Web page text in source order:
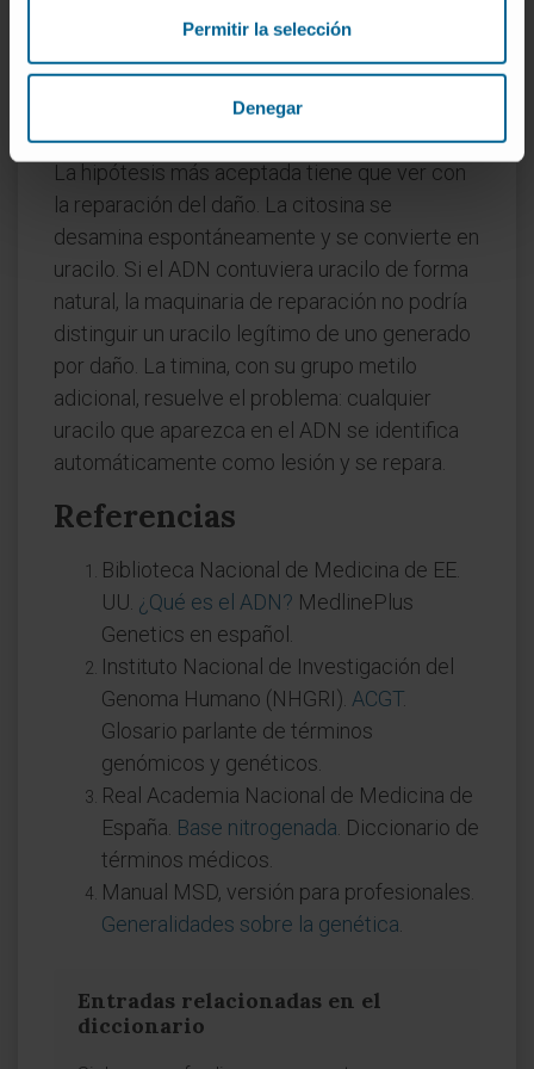
Permitir la selección
Denegar
¿Por qué el ADN usa timina y el
La hipótesis más aceptada tiene que ver con
la reparación del daño. La citosina se
desamina espontáneamente y se convierte en
uracilo. Si el ADN contuviera uracilo de forma
natural, la maquinaria de reparación no podría
distinguir un uracilo legítimo de uno generado
por daño. La timina, con su grupo metilo
adicional, resuelve el problema: cualquier
uracilo que aparezca en el ADN se identifica
automáticamente como lesión y se repara.
Referencias
Biblioteca Nacional de Medicina de EE.
UU. ¿Qué es el ADN? MedlinePlus
Genetics en español.
Instituto Nacional de Investigación del
Genoma Humano (NHGRI). ACGT.
Glosario parlante de términos
genómicos y genéticos.
Real Academia Nacional de Medicina de
España. Base nitrogenada . Diccionario de
términos médicos.
Manual MSD, versión para profesionales.
Generalidades sobre la genética
Entradas relacionadas en el
diccionario